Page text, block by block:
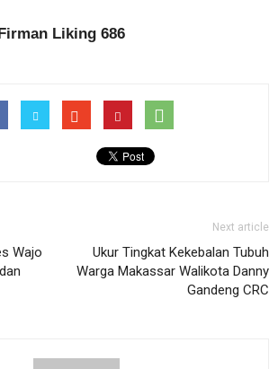
Liking 686
Wajo
Next article
Ukur Tingkat Kekebalan Tubuh
Warga Makassar Walikota Danny
Gandeng CRC